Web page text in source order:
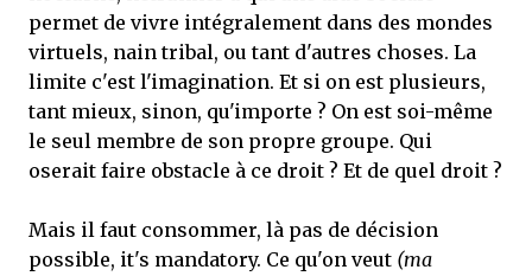
permet de vivre intégralement dans des mondes
virtuels, nain tribal, ou tant d'autres choses. La
limite c'est l'imagination. Et si on est plusieurs,
tant mieux, sinon, qu'importe ? On est soi-même
le seul membre de son propre groupe. Qui
oserait faire obstacle à ce droit ? Et de quel droit ?
Mais il faut consommer, là pas de décision
possible, it's mandatory. Ce qu'on veut (ma